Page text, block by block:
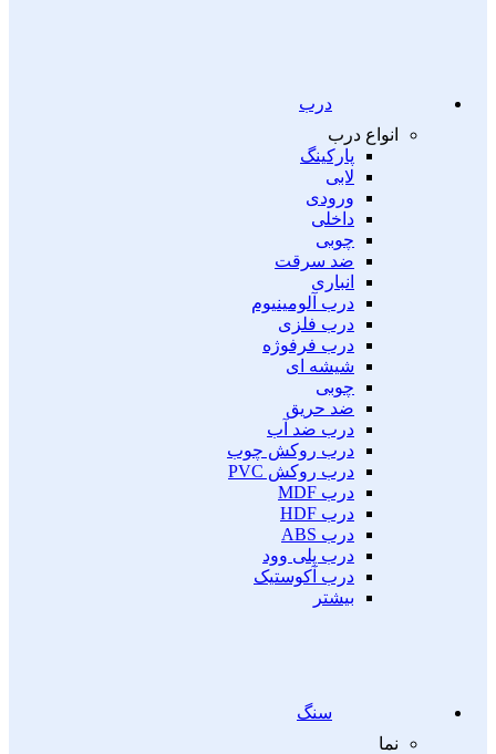
درب
انواع درب
پارکینگ
لابی
ورودی
داخلی
چوبی
ضد سرقت
انباری
درب آلومینیوم
درب فلزی
درب فرفوژه
شیشه ای
چوبی
ضد حریق
درب ضد آب
درب روکش چوب
درب روکش PVC
درب MDF
درب HDF
درب ABS
درب پلی وود
درب آکوستیک
بیشتر
سنگ
نما